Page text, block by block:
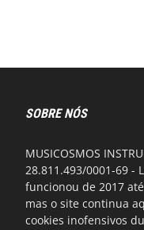
SOBRE NÓS
MUSICOSMOS
28.811.493/0001-69 -
funcionou de 2017
mas o site continua
cookies inofensivos